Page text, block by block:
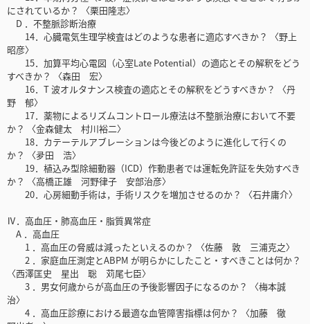
にされているか？ 〈栗田隆志〉
D ．不整脈診断治療
14．心臓電気生理学検査はどのような患者に適応すべきか？ 〈野上
昭彦〉
15．加算平均心電図（心室Late Potential）の適応とその解釈をどう
すべきか？ 〈森田 宏〉
16．T 波オルタナンス検査の適応とその解釈をどうすべきか？ 〈丹
野 郁〉
17．薬物によるリズムコントロール療法は不整脈治療において不要
か？ 〈金森健太 村川裕二〉
18．カテーテルアブレーションは今後どのように進化して行くの
か？ 〈夛田 浩〉
19．植込み型除細動器（ICD）作動患者では運転免許証を失効すべき
か？ 〈高橋正雄 河野律子 安部治彦〉
20．心房細動手術は，手術リスクを増加させるのか？ 〈石井庸介〉
Ⅳ．高血圧・肺高血圧・脂質異常症
A ．高血圧
1 ．高血圧の脅威は減ったといえるのか？ 〈佐藤 敦 三浦克之〉
2 ．家庭血圧測定とABPM が明らかにしたこと・すべきことは何か？
〈西澤匡史 星出 聡 苅尾七臣〉
3 ．男女何歳からが高血圧の予後影響因子になるのか？ 〈梅本誠
治〉
4 ．高血圧診療における最適な血管障害指標は何か？ 〈加藤 徹